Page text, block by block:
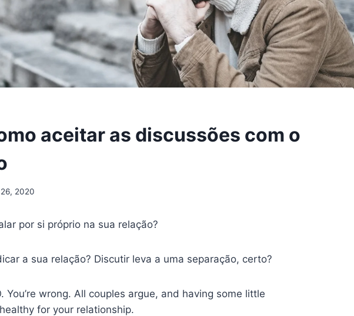
aceitar as discussões com o
2020
por si próprio na sua relação?
a sua relação? Discutir leva a uma separação, certo?
You’re wrong. All couples argue, and having some little
for your relationship.